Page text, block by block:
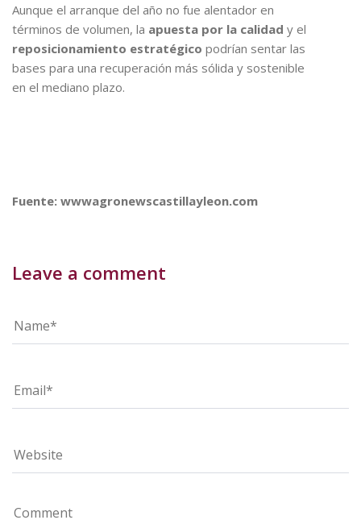
Aunque el arranque del año no fue alentador en
términos de volumen, la apuesta por la calidad y el
reposicionamiento estratégico podrían sentar las
bases para una recuperación más sólida y sostenible
en el mediano plazo.
Fuente: wwwagronewscastillayleon.com
Leave a comment